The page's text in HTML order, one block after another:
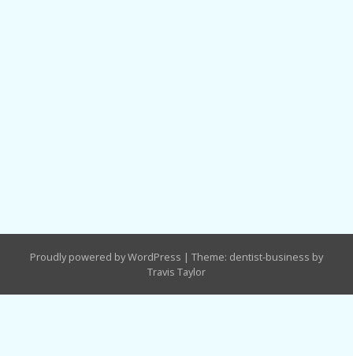
Proudly powered by WordPress | Theme: dentist-business by
Travis Taylor